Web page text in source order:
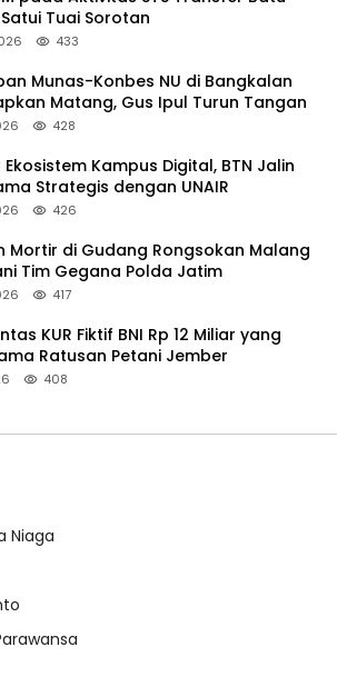
Tuai Sorotan
433
Munas-Konbes NU di Bangkalan
Matang, Gus Ipul Turun Tangan
428
Ekosistem Kampus Digital, BTN Jalin
Strategis dengan UNAIR
426
Mortir di Gudang Rongsokan Malang
Tim Gegana Polda Jatim
417
KUR Fiktif BNI Rp 12 Miliar yang
Ratusan Petani Jember
408
Niaga